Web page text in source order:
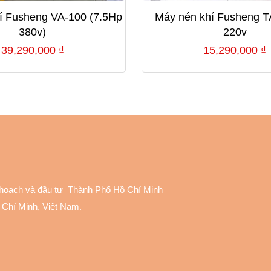
Fusheng VA-100 (7.5Hp
380v)
39,290,000 ₫
Máy nén khí Fusheng
220v
15,290,000 ₫
và đầu tư Thành Phố Hồ Chí Minh
Minh, Việt Nam.